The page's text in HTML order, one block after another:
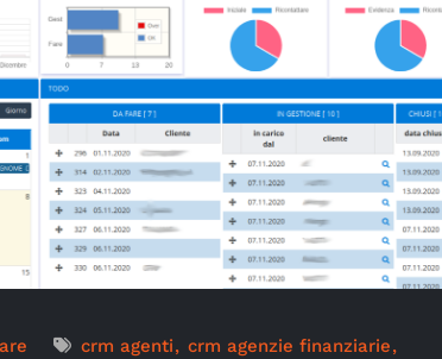
crm agenti
crm agenzie finanziarie